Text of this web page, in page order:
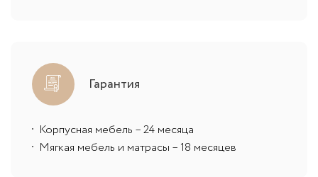
Гарантия
Корпусная мебель – 24 месяца
Мягкая мебель и матрасы – 18 месяцев